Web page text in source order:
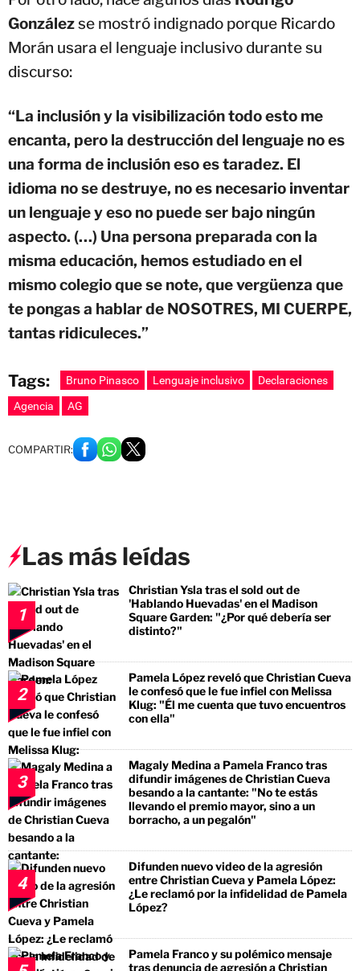
Gonzálezse mostró indignado porque Ricardo
Morán usara el lenguaje inclusivo durante su
discurso:
“La inclusión y la visibilización todo esto me
encanta, pero la destrucción del lenguaje no es
una forma de inclusión eso es taradez. El
idioma no se destruye, no es necesario inventar
un lenguaje y eso no puede ser bajo ningún
aspecto. (…) Una persona preparada con la
misma educación, hemos estudiado en el
mismo colegio que se note, que vergüenza que
te pongas a hablar de NOSOTRES, MI CUERPE,
tantas ridiculeces.”
Tags: Bruno Pinasco Lenguaje inclusivo
Declaraciones
Agencia
AG
COMPARTIR:
Las más leídas
1
Christian Ysla tras el sold out de
'Hablando Huevadas' en el Madison
Square Garden: "¿Por qué debería ser
distinto?"
2
Pamela López reveló que Christian Cueva
le confesó que le fue infiel con Melissa
Klug: "Él me cuenta que tuvo encuentros
con ella"
3
Magaly Medina a Pamela Franco tras
difundir imágenes de Christian Cueva
besando a la cantante: "No te estás
llevando el premio mayor, sino a un
borracho, a un pegalón"
4
Difunden nuevo video de la agresión
entre Christian Cueva y Pamela López:
¿Le reclamó por la infidelidad de Pamela
López?
Pamela Franco y su polémico mensaje
tras denuncia de agresión a Christian